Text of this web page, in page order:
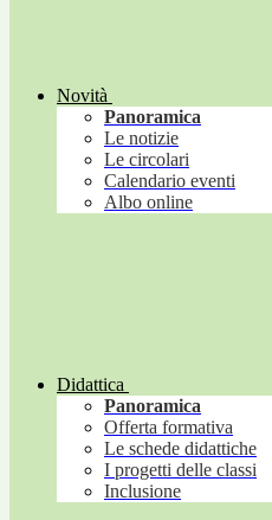
Novità
Panoramica
Le notizie
Le circolari
Calendario eventi
Albo online
Didattica
Panoramica
Offerta formativa
Le schede didattiche
I progetti delle classi
Inclusione